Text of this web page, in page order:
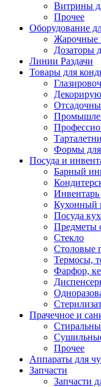
Витрины
Прочее
Оборудование
Жарочные
Дозаторы
Линии Раздачи
Товары для
Формы для
Посуда и
Барный
Кухонный
Посуда
Предметы
Стекло
Столовые
Термосы,
Фарфор,
Прачечное и
Прочее
Аппараты для
Запчасти
Запчасти